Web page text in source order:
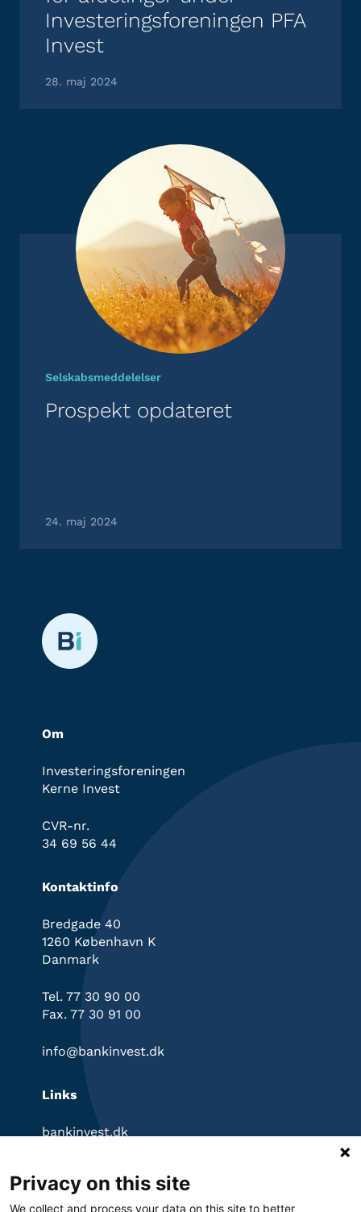
Investeringsforeningen PFA
Invest
28. maj 2024
Selskabsmeddelelser
Prospekt opdateret
24. maj 2024
Om
Investeringsforeningen
Kerne Invest
CVR-nr.
34 69 56 44
Kontaktinfo
Bredgade 40
1260 København K
Danmark
Tel. 77 30 90 00
Fax. 77 30 91 00
info@bankinvest.dk
Links
bankinvest.dk
Ansvarsfraskrivelse
Privatlivspolitik
Privacy on this site
We collect and process your data on this site to better